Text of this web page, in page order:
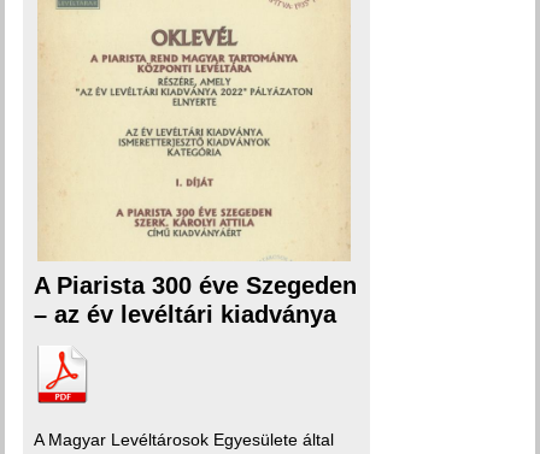
A Piarista 300 éve Szegeden
– az év levéltári kiadványa
A Magyar Levéltárosok Egyesülete által